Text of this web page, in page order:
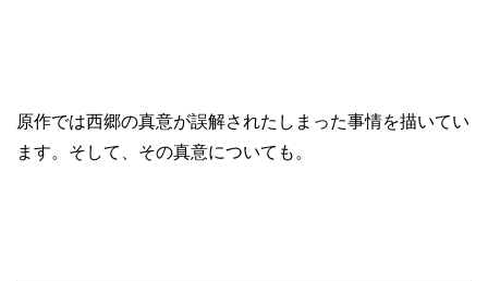
原作では西郷の真意が誤解されたしまった事情を描いてい
ます。そして、その真意についても。